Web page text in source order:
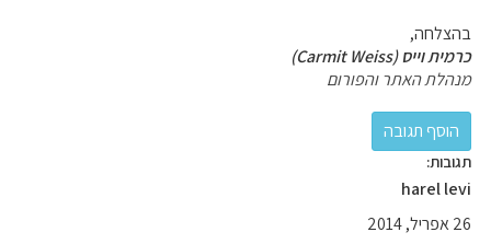
בהצלחה,
כרמית וייס (Carmit Weiss)
מנהלת האתר והפורום
תגובות:
harel levi
26 אפריל, 2014